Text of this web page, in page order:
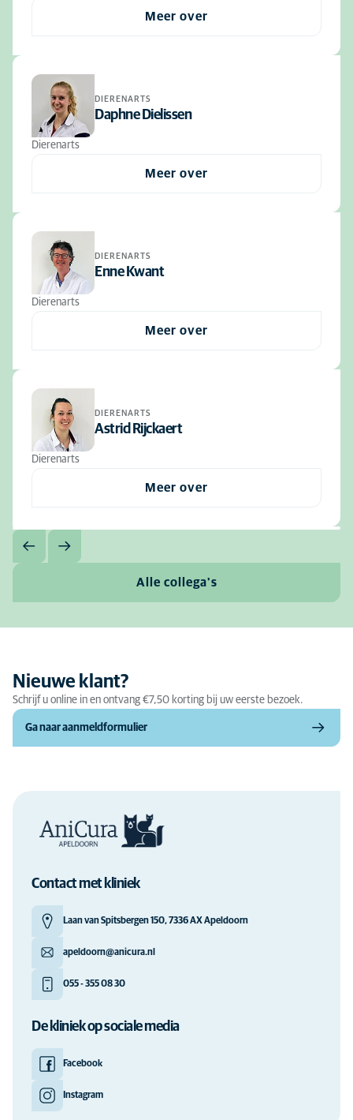
Meer over
DIERENARTS
Daphne Dielissen
Dierenarts
Meer over
DIERENARTS
Enne Kwant
Dierenarts
Meer over
DIERENARTS
Astrid Rijckaert
Dierenarts
Meer over
Alle collega's
Nieuwe klant?
Schrijf u online in en ontvang €7,50 korting bij uw eerste bezoek.
Ga naar aanmeldformulier
Contact met kliniek
Laan van Spitsbergen 150, 7336 AX Apeldoorn
apeldoorn@anicura.nl
055 - 355 08 30
De kliniek op sociale media
Facebook
Instagram